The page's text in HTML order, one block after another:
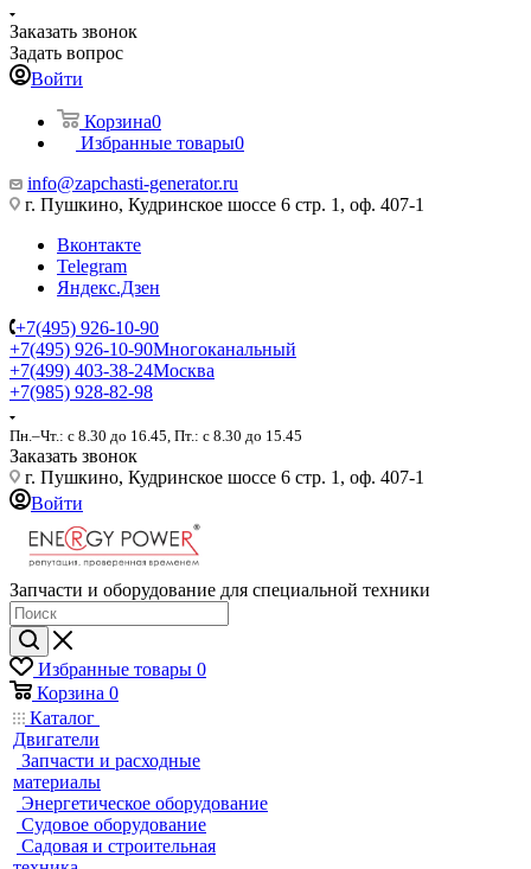
Заказать звонок
Задать вопрос
Войти
Корзина0
Избранные товары0
info@zapchasti-generator.ru
г. Пушкино, Кудринское шоссе 6 стр. 1, оф. 407-1
Вконтакте
Telegram
Яндекс.Дзен
+7(495) 926-10-90
+7(495) 926-10-90Многоканальный
+7(499) 403-38-24Москва
+7(985) 928-82-98
Пн.–Чт.: с 8.30 до 16.45, Пт.: с 8.30 до 15.45
Заказать звонок
г. Пушкино, Кудринское шоссе 6 стр. 1, оф. 407-1
Войти
Запчасти и оборудование для специальной техники
Избранные товары 0
Корзина 0
Каталог
Двигатели
Запчасти и расходные
материалы
Энергетическое оборудование
Судовое оборудование
Садовая и строительная